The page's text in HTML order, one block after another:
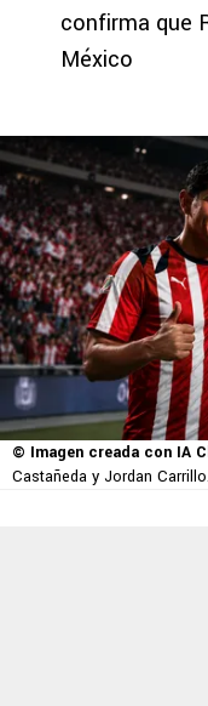
confirma que
México
© Imagen creada con IA
Castañeda y Jordan Carrillo.